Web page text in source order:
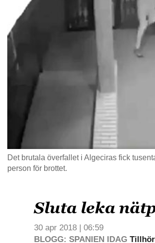
Det brutala överfallet i Algeciras fick
person för brottet.
Sluta leka
30 apr 2018 | 06:59
BLOGG: SPANIEN IDAG